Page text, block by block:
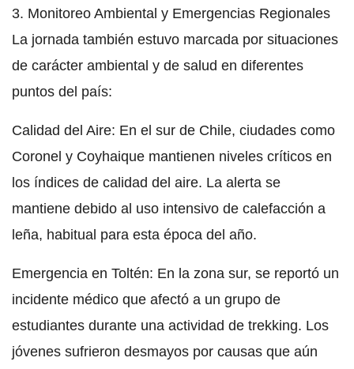
3. Monitoreo Ambiental y Emergencias Regionales
La jornada también estuvo marcada por situaciones
de carácter ambiental y de salud en diferentes
puntos del país:
Calidad del Aire: En el sur de Chile, ciudades como
Coronel y Coyhaique mantienen niveles críticos en
los índices de calidad del aire. La alerta se
mantiene debido al uso intensivo de calefacción a
leña, habitual para esta época del año.
Emergencia en Toltén: En la zona sur, se reportó un
incidente médico que afectó a un grupo de
estudiantes durante una actividad de trekking. Los
jóvenes sufrieron desmayos por causas que aún